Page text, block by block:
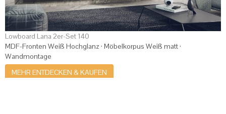
Lowboard Lana 2er-Set 140
MDF-Fronten Weiß Hochglanz · Möbelkorpus Weiß matt ·
Wandmontage
MEHR ENTDECKEN & KAUFEN